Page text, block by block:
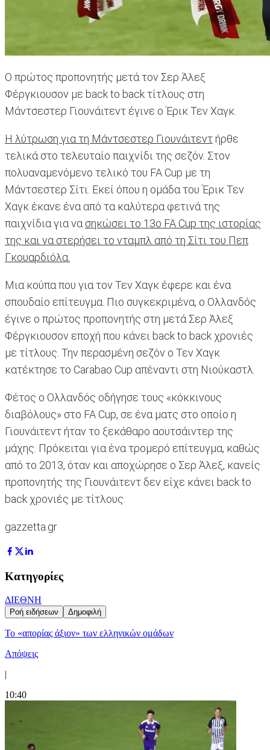
Ο πρώτος προπονητής μετά τον Σερ Άλεξ
Φέργκιουσον με back to back τίτλους στη
Μάντσεστερ Γιουνάιτεντ έγινε ο Έρικ Τεν Χαγκ.
Η λύτρωση για τη Μάντσεστερ Γιουνάιτεντ ήρθε
τελικά στο τελευταίο παιχνίδι της σεζόν. Στον
πολυαναμενόμενο τελικό του FA Cup με τη
Μάντσεστερ Σίτι. Εκεί όπου η ομάδα του Έρικ Τεν
Χαγκ έκανε ένα από τα καλύτερα φετινά της
παιχνίδια για νασηκώσει το 13ο FA Cup της ιστορίας
της και να στερήσει το νταμπλ από τη Σίτι του Πεπ
Γκουαρδιόλα.
Μια κούπα που για τον Τεν Χαγκ έφερε και ένα
σπουδαίο επίτευγμα. Πιο συγκεκριμένα, ο Ολλανδός
έγινε ο πρώτος προπονητής στη μετά Σερ Άλεξ
Φέργκιουσον εποχή που κάνει back to back χρονιές
με τίτλους. Την περασμένη σεζόν ο Τεν Χαγκ
κατέκτησε το Carabao Cup απέναντι στη Νιούκαστλ.
Φέτος ο Ολλανδός οδήγησε τους «κόκκινους
διαβόλους» στο FA Cup, σε ένα ματς στο οποίο η
Γιουνάιτεντ ήταν το ξεκάθαρο αουτσάιντερ της
μάχης. Πρόκειται για ένα τρομερό επίτευγμα, καθώς
από το 2013, όταν και αποχώρησε ο Σερ Άλεξ, κανείς
προπονητής της Γιουνάιτεντ δεν είχε κάνει back to
back χρονιές με τίτλους.
gazzetta.gr
Κατηγορίες
ΔΙΕΘΝΗ
Ροή ειδήσεων Δημοφιλή
Το «απορίας άξιον» των ελληνικών ομάδων
Απόψεις
|
10:40